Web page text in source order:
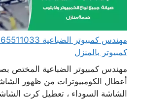
كمبيوتر بالمنزل
مهندس كمبيوتر الضباعية المختص
أعطال الكومبيوترات من ظهور
الشاشة السوداء ، تعطيل كرت